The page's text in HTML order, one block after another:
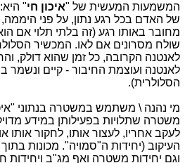
המשמעות המעשית של "איכון חי" היא:
של האדם בכל רגע נתון, על פני
מחובר באותו רגע (זה בלתי תלוי אם
שולח מסרונים אם לאו. המכשיר
לאנטנה הקרובה, כל זמן שהוא דולק,
לאנטנה ועוצמת החיבור - קיים ונשמר
הסלולרית).
מי נהנה \ משתמש במשטרה בנתוני
משטרה שתלויות בפעילותן במידע
לעקב אחריו, לעצור אותו, לחקור אותו
העיקוב (יחידות ה"סמויה". מכונות
וגם יחידות משטרה ואף מג"ב ויחידות